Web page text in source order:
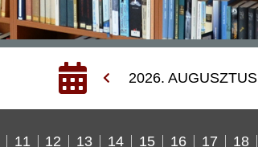
2026. AUGUSZTUS
11 12 13 14 15 16 17 18